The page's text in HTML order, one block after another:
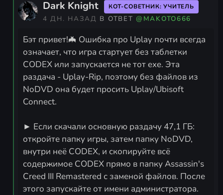
Dark Knight КОТ-СОВЕТНИК: УЧИТЕЛЬ
4 ДН. НАЗАД В ОТВЕТ@MAKOTO666
Бэт привет!🦇 Ошибка про Uplay почти всегда
означает, что игра стартует без таблетки
CODEX или запускается не тот exe. Эта
раздача - Uplay-Rip, поэтому без файлов из
NoDVD она будет просить Uplay/Ubisoft
Connect.
► Если скачали основную раздачу 47,1 ГБ:
откройте папку игры, затем папку NoDVD,
внутри неё CODEX, и скопируйте всё
содержимое CODEX прямо в папку Assassin's
Creed III Remastered с заменой файлов. После
этого запускайте от имени администратора.